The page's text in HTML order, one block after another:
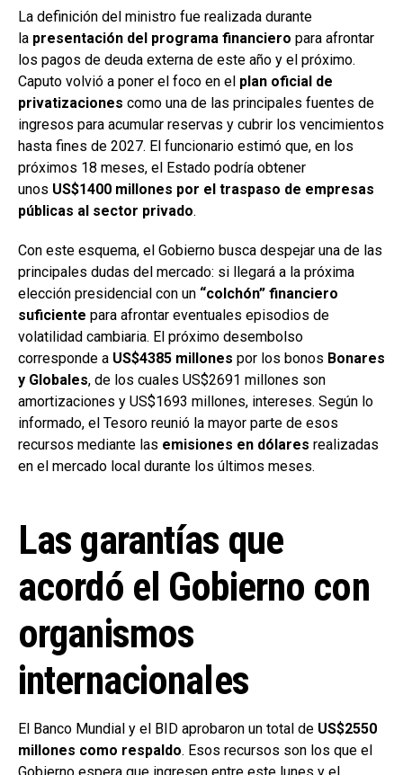
La definición del ministro fue realizada durante
la presentación del programa financiero para afrontar
los pagos de deuda externa de este año y el próximo.
Caputo volvió a poner el foco en el plan oficial de
privatizaciones como una de las principales fuentes de
ingresos para acumular reservas y cubrir los vencimientos
hasta fines de 2027. El funcionario estimó que, en los
próximos 18 meses, el Estado podría obtener
unos US$1400 millones por el traspaso de empresas
públicas al sector privado.
Con este esquema, el Gobierno busca despejar una de las
principales dudas del mercado: si llegará a la próxima
elección presidencial con un “colchón” financiero
suficiente para afrontar eventuales episodios de
volatilidad cambiaria. El próximo desembolso
corresponde a US$4385 millones por los bonos Bonares
y Globales, de los cuales US$2691 millones son
amortizaciones y US$1693 millones, intereses. Según lo
informado, el Tesoro reunió la mayor parte de esos
recursos mediante las emisiones en dólares realizadas
en el mercado local durante los últimos meses.
Las garantías que
acordó el Gobierno con
organismos
internacionales
El Banco Mundial y el BID aprobaron un total de US$2550
millones como respaldo. Esos recursos son los que el